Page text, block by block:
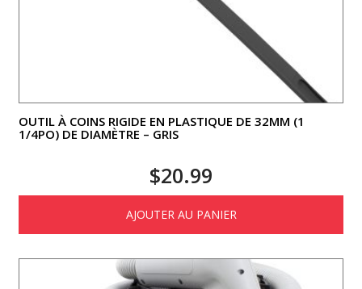
OUTIL À COINS RIGIDE EN PLASTIQUE DE 32MM (1
1/4PO) DE DIAMÈTRE – GRIS
$20.99
AJOUTER AU PANIER